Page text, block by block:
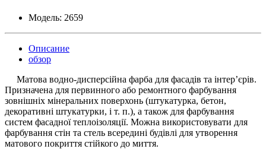
Модель: 2659
Описание
обзор
Матова водно-дисперсійна фарба для фасадів та інтер’єрів.
Призначена для первинного або ремонтного фарбування
зовнішніх мінеральних поверхонь (штукатурка, бетон,
декоративні штукатурки, і т. п.), а також для фарбування
систем фасадної теплоізоляції. Можна використовувати для
фарбування стін та стель всередині будівлі для утворення
матового покриття стійкого до миття.